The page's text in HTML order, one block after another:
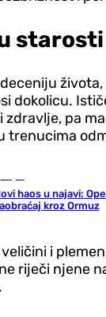
starosti
dokolicu.
zdravlje, pa
trenucima
haos u najavi:
kroz Ormuz
i
riječi njene